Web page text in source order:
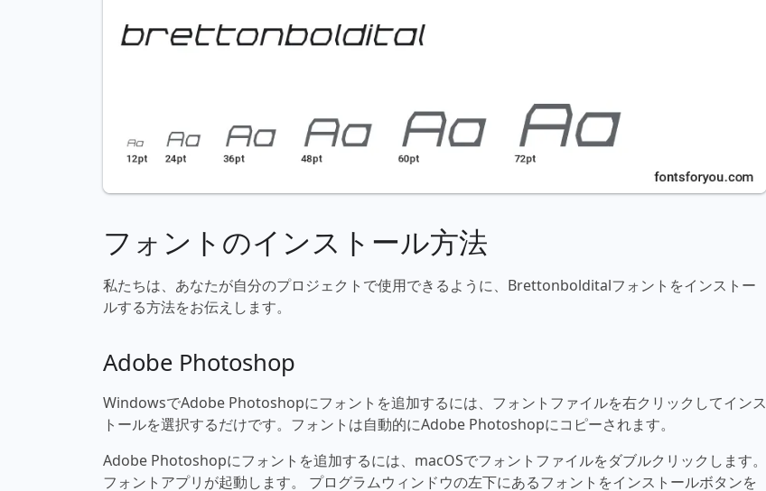
フォントのインストール方法
私たちは、あなたが自分のプロジェクトで使用できるように、Brettonbolditalフォントをインストー
ルする方法をお伝えします。
Adobe Photoshop
WindowsでAdobe Photoshopにフォントを追加するには、フォントファイルを右クリックしてインス
トールを選択するだけです。フォントは自動的にAdobe Photoshopにコピーされます。
Adobe Photoshopにフォントを追加するには、macOSでフォントファイルをダブルクリックします。
フォントアプリが起動します。 プログラムウィンドウの左下にあるフォントをインストールボタンを